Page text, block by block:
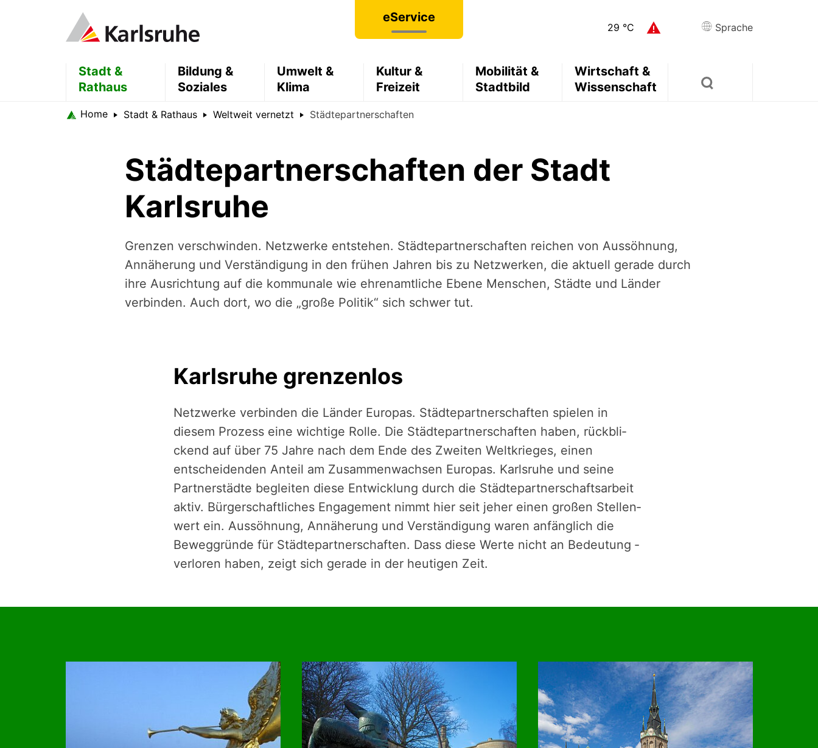
eService
29 °C Sprache
Stadt &
Rathaus
Bildung &
Soziales
Umwelt &
Klima
Kultur &
Freizeit
Mobilität &
Stadtbild
Wirtschaft &
Wissenschaft
Home Stadt & Rathaus Weltweit vernetzt Städtepartnerschaften
Städtepartnerschaften der Stadt
Karlsruhe
Grenzen verschwinden. Netzwerke entstehen. Städtepartnerschaften reichen von Aussöhnung,
Annäherung und Ver­stän­di­gung in den frühen Jahren bis zu Netzwerken, die aktuell gerade durch
ihre Ausrichtung auf die kommunale wie ehrenamtliche Ebene Menschen, Städte und Länder
verbinden. Auch dort, wo die „große Politik“ sich schwer tut.
Karlsruhe grenzenlos
Netzwerke verbinden die Länder Europas. Städte­part­ner­schaf­ten spielen in
diesem Prozess eine wichtige Rolle. Die Städte­part­ner­schaf­ten haben, rück­bli­
ckend auf über 75 Jahre nach dem Ende des Zweiten Welt­krie­ges, einen
entschei­den­den Anteil am Zusam­men­wach­sen ­Eu­ro­pas. Karlsruhe und seine
Partner­städte begleiten diese ­Ent­wick­lung durch die Städte­part­ner­schafts­ar­beit
aktiv. Bürger­schaft­li­ches Engagement nimmt hier seit jeher ei­nen großen Stellen­
wert ein. Aussöhnung, Annäherung und Ver­stän­di­gung waren anfänglich die
Beweg­gründe für Städ­te­part­ner­schaf­ten. Dass diese Werte nicht an Bedeu­tung ­
ver­lo­ren haben, zeigt sich gerade in der heutigen Zeit.